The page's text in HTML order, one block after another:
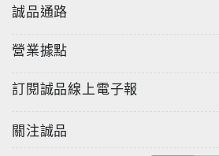
誠品通路
營業據點
訂閱誠品線上電子報
關注誠品